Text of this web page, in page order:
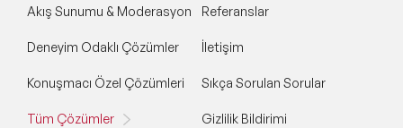
Akış Sunumu & Moderasyon
Deneyim Odaklı Çözümler
Konuşmacı Özel Çözümleri
Tüm Çözümler
Referanslar
İletişim
Sıkça Sorulan Sorular
Gizlilik Bildirimi